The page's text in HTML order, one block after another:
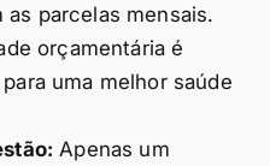
parcelas mensais.
orçamentária é
uma melhor saúde
Apenas um